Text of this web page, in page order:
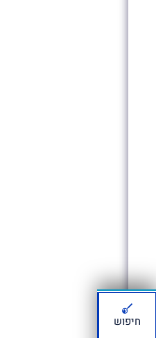
חיפוש